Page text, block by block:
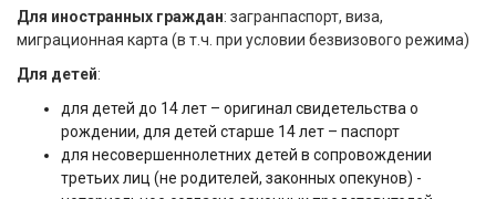
Для иностранных граждан: загранпаспорт, виза,
миграционная карта (в т.ч. при условии безвизового режима)
Для детей:
для детей до 14 лет – оригинал свидетельства о
рождении, для детей старше 14 лет – паспорт
для несовершеннолетних детей в сопровождении
третьих лиц (не родителей, законных опекунов) -